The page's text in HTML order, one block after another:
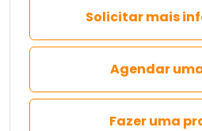
Solicitar mais
Agendar
Fazer uma